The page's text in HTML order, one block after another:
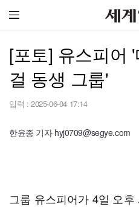
[포토] 유스피어
걸 동생 그룹'
입력 : 2025-06-04 17:14
한윤종 기자 hyj0709@segye.com
그룹 유스피어가 4일 오